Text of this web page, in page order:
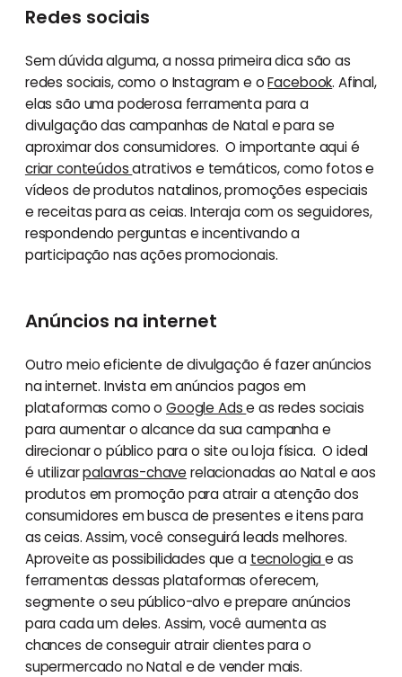
Redes sociais
Sem dúvida alguma, a nossa primeira dica são as
redes sociais, como o Instagram e oFacebook. Afinal,
elas são uma poderosa ferramenta para a
divulgação das campanhas de Natal e para se
aproximar dos consumidores. O importante aqui é
criar conteúdosatrativos e temáticos, como fotos e
vídeos de produtos natalinos, promoções especiais
e receitas para as ceias. Interaja com os seguidores,
respondendo perguntas e incentivando a
participação nas ações promocionais.
Anúncios na internet
Outro meio eficiente de divulgação é fazer anúncios
na internet. Invista em anúncios pagos em
plataformas como o Google Adse as redes sociais
para aumentar o alcance da sua campanha e
direcionar o público para o site ou loja física. O ideal
é utilizarpalavras-chave relacionadas ao Natal e aos
produtos em promoção para atrair a atenção dos
consumidores em busca de presentes e itens para
as ceias. Assim, você conseguirá leads melhores.
Aproveite as possibilidades que a tecnologiae as
ferramentas dessas plataformas oferecem,
segmente o seu público-alvo e prepare anúncios
para cada um deles. Assim, você aumenta as
chances de conseguir atrair clientes para o
supermercado no Natal e de vender mais.